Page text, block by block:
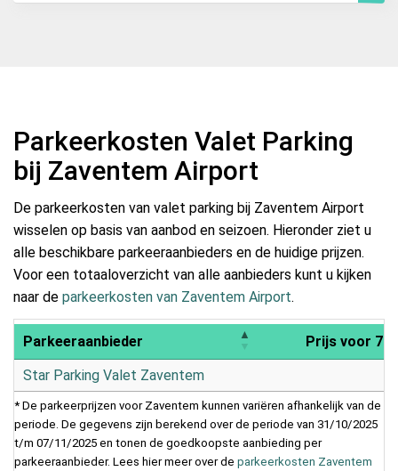
Parkeerkosten Valet Parking
bij Zaventem Airport
De parkeerkosten van valet parking bij Zaventem Airport
wisselen op basis van aanbod en seizoen. Hieronder ziet u
alle beschikbare parkeeraanbieders en de huidige prijzen.
Voor een totaaloverzicht van alle aanbieders kunt u kijken
naar de parkeerkosten van Zaventem Airport.
Parkeeraanbieder
Prijs voor 7
Star Parking Valet Zaventem
* De parkeerprijzen voor Zaventem kunnen variëren afhankelijk van de
periode. De gegevens zijn berekend over de periode van 31/10/2025
t/m 07/11/2025 en tonen de goedkoopste aanbieding per
parkeeraanbieder. Lees hier meer over de parkeerkosten Zaventem